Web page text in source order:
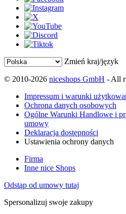
Zmień kraj/język
© 2010-2026 niceshops GmbH - All
Impressum i warunki
Ochrona danych osobowych
Ogólne Warunki Handlowe i
umowy
Deklaracja dostępności
Ustawienia ochrony danych
Firma
Inne nice Shops
Odstąp od umowy tutaj
Spersonalizuj swoje zakupy